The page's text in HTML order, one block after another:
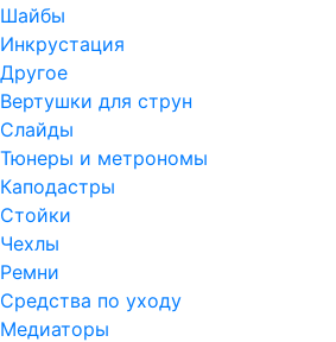
Шайбы
Инкрустация
Другое
Вертушки для струн
Слайды
Тюнеры и метрономы
Каподастры
Стойки
Чехлы
Ремни
Средства по уходу
Медиаторы